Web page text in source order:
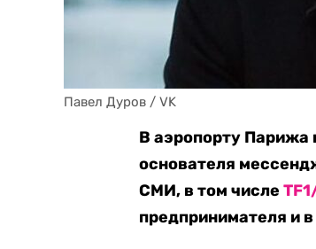
Павел Дуров / VK
В аэропорту Парижа
основателя
СМИ, в том числе
предпринимателя и